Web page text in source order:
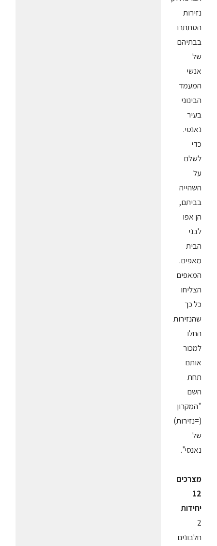
נזירות
הסתתרו
בבתיהם
של
אנשי
המעמד
הבינוני
בעיר
נאנסי.
כדי
לשלם
על
השהייה
בביתם,
הן אפו
לבני
הבית
מאפים.
המאפים
הצליחו
כל כך
שהנזירות
החלו
למכור
אותם
תחת
השם
"המקרון
(=נזירות)
של
נאנסי".
מצרכים
12
יחידות
2
חלבונים